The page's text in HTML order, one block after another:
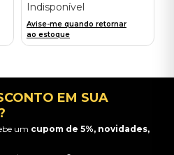
Indisponível
Avise-me quando retornar
ao estoque
EM SUA
um cupom de 5%, novidades,